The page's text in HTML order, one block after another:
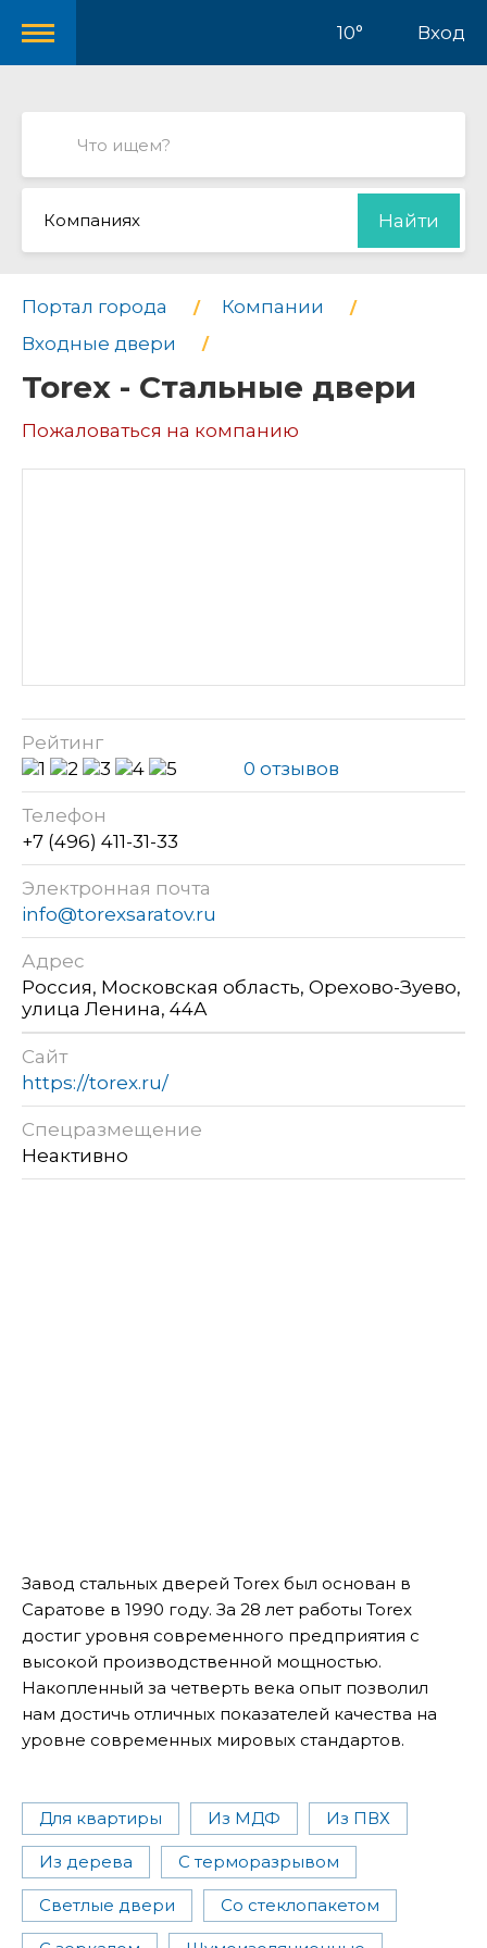
10° Вход
Компаниях Найти
Портал города
Компании
Входные двери
Torex - Стальные двери
Пожаловаться на компанию
Рейтинг
0 отзывов
Телефон
+7 (496) 411-31-33
Электронная почта
info@torexsaratov.ru
Адрес
Россия, Московская область, Орехово-Зуево,
улица Ленина, 44А
Сайт
https://torex.ru/
Спецразмещение
Неактивно
Завод стальных дверей Torex был основан в
Саратове в 1990 году. За 28 лет работы Torex
достиг уровня современного предприятия с
высокой производственной мощностью.
Накопленный за четверть века опыт позволил
нам достичь отличных показателей качества на
уровне современных мировых стандартов.
Для квартиры Из МДФ Из ПВХ
Из дерева С терморазрывом
Светлые двери Со стеклопакетом